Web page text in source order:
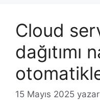
Cloud
dağıtımı
15 Mayıs 2025 yazar